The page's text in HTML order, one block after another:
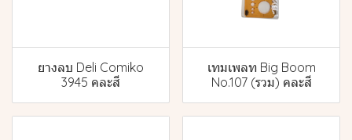
ยางลบ Deli Comiko
3945 คละสี
เทมเพลท Big Boom
No.107 (รวม) คละสี